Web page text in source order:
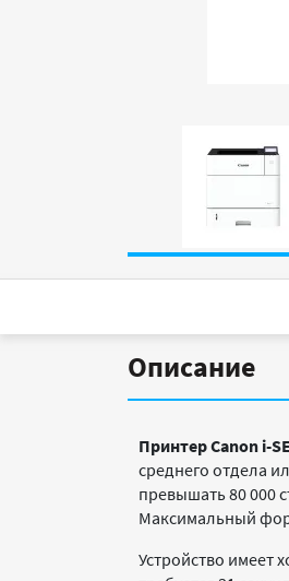
Описание
Принтер Canon i-
среднего отдела
превышать 80 000
Максимальный
Устройство имеет